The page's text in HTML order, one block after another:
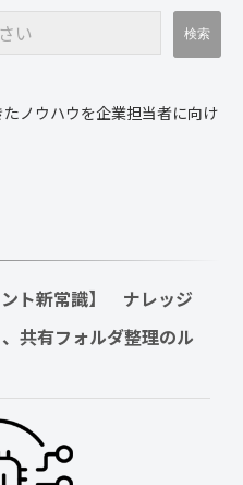
ノウハウを企業担当者に向け
ト新常識】　ナレッジ
共有フォルダ整理のル